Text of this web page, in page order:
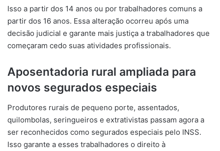
Isso a partir dos 14 anos ou por trabalhadores comuns a
partir dos 16 anos. Essa alteração ocorreu após uma
decisão judicial e garante mais justiça a trabalhadores que
começaram cedo suas atividades profissionais.
Aposentadoria rural ampliada para
novos segurados especiais
Produtores rurais de pequeno porte, assentados,
quilombolas, seringueiros e extrativistas passam agora a
ser reconhecidos como segurados especiais pelo INSS.
Isso garante a esses trabalhadores o direito à